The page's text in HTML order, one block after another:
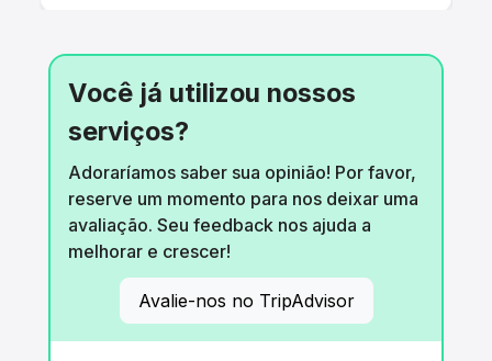
Você já utilizou nossos
serviços?
Adoraríamos saber sua opinião! Por favor,
reserve um momento para nos deixar uma
avaliação. Seu feedback nos ajuda a
melhorar e crescer!
Avalie-nos no TripAdvisor